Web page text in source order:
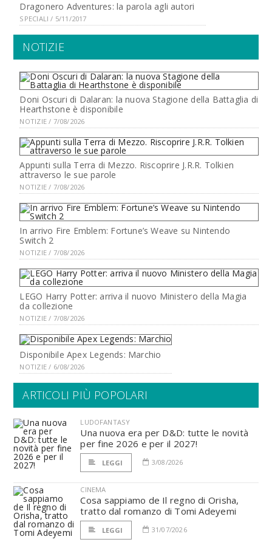
Dragonero Adventures: la parola agli autori
SPECIALI / 5/11/2017
NOTIZIE
Doni Oscuri di Dalaran: la nuova Stagione della Battaglia di
Hearthstone è disponibile
NOTIZIE / 7/08/2026
Appunti sulla Terra di Mezzo. Riscoprire J.R.R. Tolkien
attraverso le sue parole
NOTIZIE / 7/08/2026
In arrivo Fire Emblem: Fortune’s Weave su Nintendo
Switch 2
NOTIZIE / 7/08/2026
LEGO Harry Potter: arriva il nuovo Ministero della Magia
da collezione
NOTIZIE / 7/08/2026
Disponibile Apex Legends: Marchio
NOTIZIE / 6/08/2026
ARTICOLI PIÙ POPOLARI
LUDOFANTASY
Una nuova era per D&D: tutte le novità
per fine 2026 e per il 2027!
LEGGI 3/08/2026
CINEMA
Cosa sappiamo de Il regno di Orisha,
tratto dal romanzo di Tomi Adeyemi
LEGGI 31/07/2026